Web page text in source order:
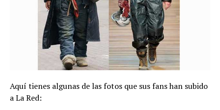
Aquí tienes algunas de las fotos que sus fans han subido
a La Red: